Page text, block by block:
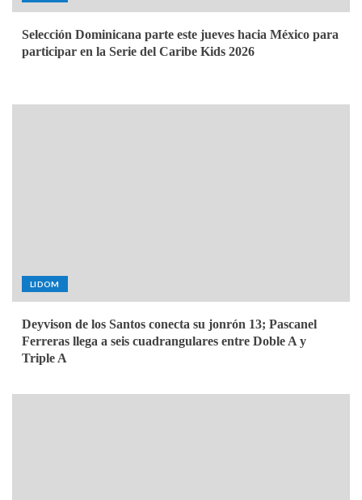
Selección Dominicana parte este jueves hacia México para
participar en la Serie del Caribe Kids 2026
LIDOM
Deyvison de los Santos conecta su jonrón 13; Pascanel
Ferreras llega a seis cuadrangulares entre Doble A y
Triple A